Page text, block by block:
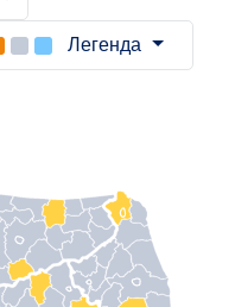
Легенда